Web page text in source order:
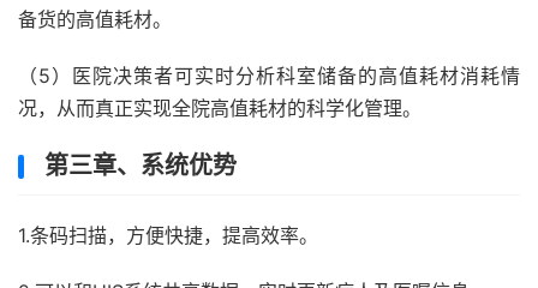
备货的高值耗材。
（5）医院决策者可实时分析科室储备的高值耗材消耗情
况，从而真正实现全院高值耗材的科学化管理。
第三章、系统优势
1.条码扫描，方便快捷，提高效率。